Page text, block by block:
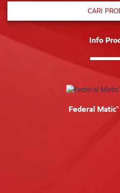
CARI
Info
Federal